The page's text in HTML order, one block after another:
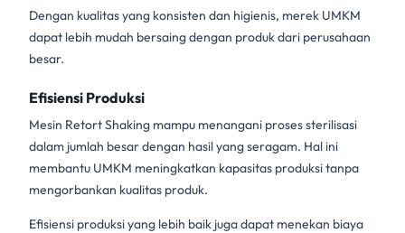
Dengan kualitas yang konsisten dan higienis, merek UMKM
dapat lebih mudah bersaing dengan produk dari perusahaan
besar.
Efisiensi Produksi
Mesin Retort Shaking mampu menangani proses sterilisasi
dalam jumlah besar dengan hasil yang seragam. Hal ini
membantu UMKM meningkatkan kapasitas produksi tanpa
mengorbankan kualitas produk.
Efisiensi produksi yang lebih baik juga dapat menekan biaya